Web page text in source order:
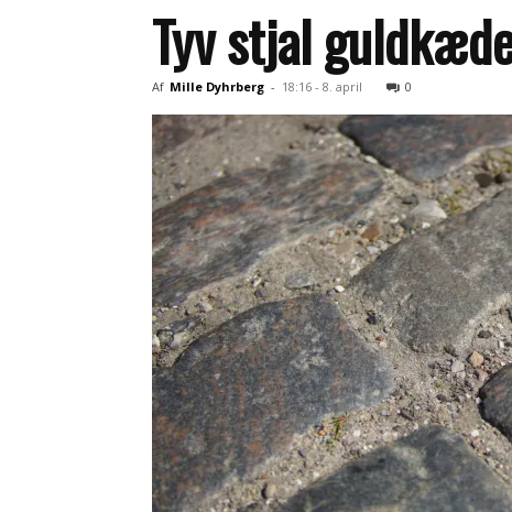
Tyv stjal
Af Mille Dyhrberg - 18:16 - 8. april 0